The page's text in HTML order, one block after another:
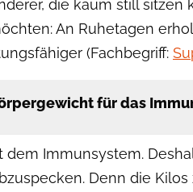
die kaum still sitzen
An Ruhetagen
(Fachbegriff:
für das
Immunsystem.
Denn die